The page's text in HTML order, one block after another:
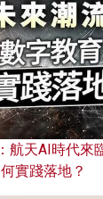
航天AI時代來
實踐落地？